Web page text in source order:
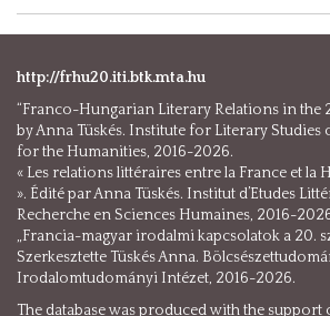
http://frhu20.iti.btk.mta.hu
“Franco-Hungarian Literary Relations in the
by Anna Tüskés. Institute for Literary Studies
for the Humanities, 2016-2026.
« Les relations littéraires entre la France et la
». Édité par Anna Tüskés. Institut d’Etudes
Recherche en Sciences Humaines, 2016-
„Francia-magyar irodalmi kapcsolatok a 20.
Szerkesztette Tüskés Anna.
Irodalomtudományi Intézet, 2016-2026.
The database was produced with the